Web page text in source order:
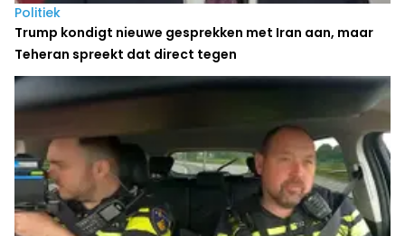
Politiek
Trump kondigt nieuwe gesprekken met Iran aan, maar
Teheran spreekt dat direct tegen